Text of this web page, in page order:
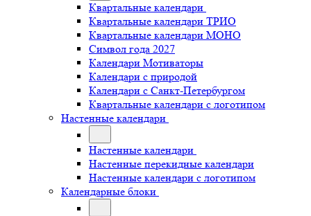
Квартальные календари
Квартальные календари ТРИО
Квартальные календари МОНО
Символ года 2027
Календари Мотиваторы
Календари с природой
Календари с Санкт-Петербургом
Квартальные календари с логотипом
Настенные календари
Настенные календари
Настенные перекидные календари
Настенные календари с логотипом
Календарные блоки